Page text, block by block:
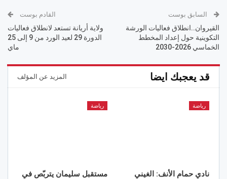
السابق بوست
القيروان..انطلاق فعاليات الورشة
التكوينية حول إعداد المخطط
الخماسي 2026-2030
القادم بوست
ولاية أريانة تستعد لانطلاق فعاليات
الدورة 29 لعيد الورد من 9 إلى 25
ماي
قد يعجبك ايضا المزيد عن المؤلف
رياضة
نادي حمام الأنف: الغيني
رياضة
مستقبل سليمان يتربّص في